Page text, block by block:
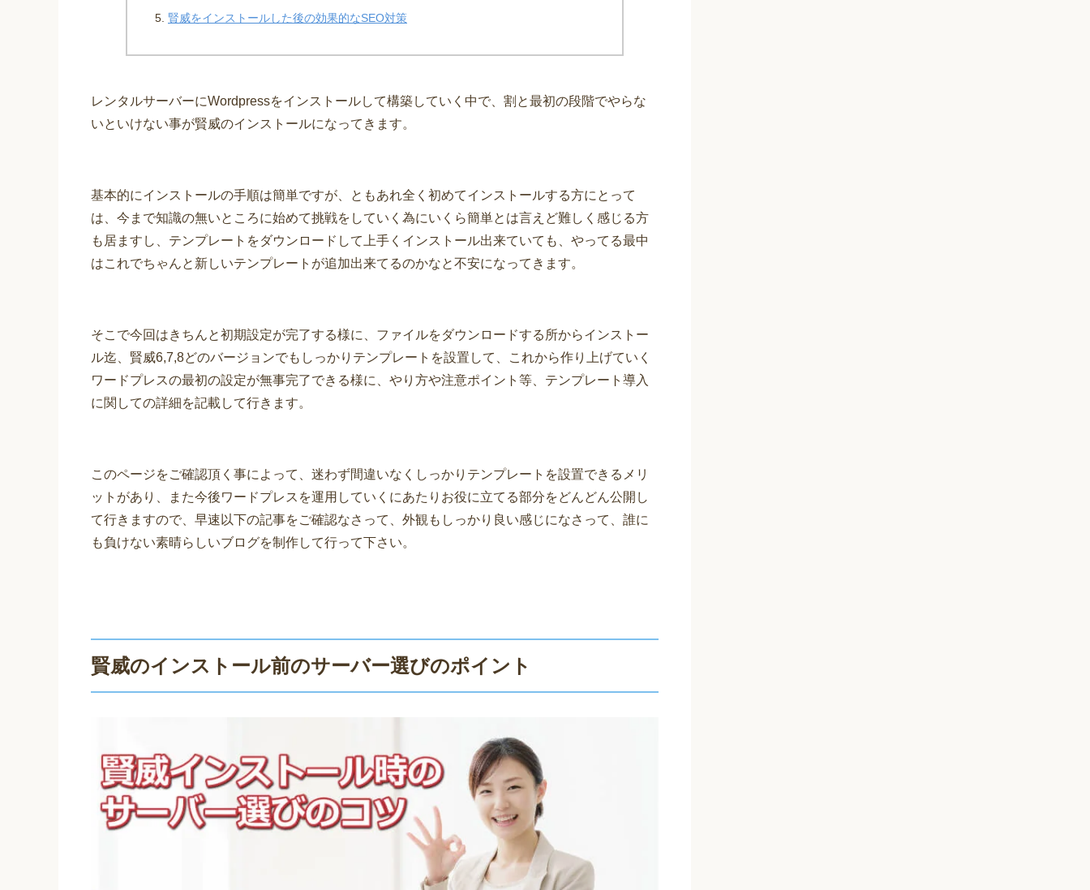
賢威をインストールした後の効果的なSEO対策
レンタルサーバーにWordpressをインストールして構築していく中で、割と最初の段階でやらな
いといけない事が賢威のインストールになってきます。
基本的にインストールの手順は簡単ですが、ともあれ全く初めてインストールする方にとって
は、今まで知識の無いところに始めて挑戦をしていく為にいくら簡単とは言えど難しく感じる方
も居ますし、テンプレートをダウンロードして上手くインストール出来ていても、やってる最中
はこれでちゃんと新しいテンプレートが追加出来てるのかなと不安になってきます。
そこで今回はきちんと初期設定が完了する様に、ファイルをダウンロードする所からインストー
ル迄、賢威6,7,8どのバージョンでもしっかりテンプレートを設置して、これから作り上げていく
ワードプレスの最初の設定が無事完了できる様に、やり方や注意ポイント等、テンプレート導入
に関しての詳細を記載して行きます。
このページをご確認頂く事によって、迷わず間違いなくしっかりテンプレートを設置できるメリ
ットがあり、また今後ワードプレスを運用していくにあたりお役に立てる部分をどんどん公開し
て行きますので、早速以下の記事をご確認なさって、外観もしっかり良い感じになさって、誰に
も負けない素晴らしいブログを制作して行って下さい。
賢威のインストール前のサーバー選びのポイント